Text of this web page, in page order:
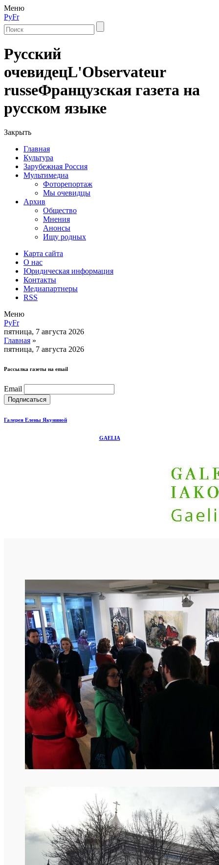
Меню
РуFr
Русский
очевидецL'Observateur
russeФранцузская газета на
русском языке
Закрыть
Главная
Культура
Зарубежная Россия
Мультимедиа
Фоторепортаж
Мы очевидцы
Архив
Общество
Мнения
Анонсы
Ищу родных
Карта сайта
О нас
Юридическая информация
Контакты
Медиапартнеры
RSS
Меню
РуFr
пятница, 7 августа 2026
Главная »
пятница, 7 августа 2026
Рассылка газеты на email
Email
Галерея Елены Якуниной
GAELIA